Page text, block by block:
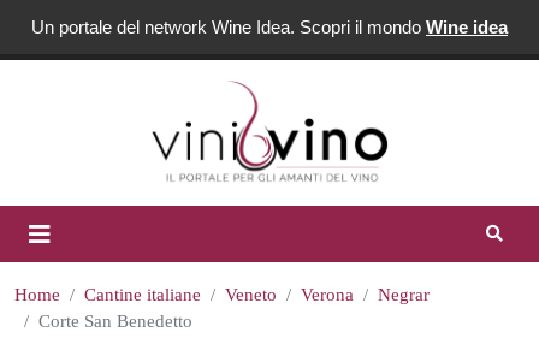
Un portale del network Wine Idea. Scopri il mondo Wine idea
Home Cantine italiane Veneto Verona
Negrar
Corte San Benedetto